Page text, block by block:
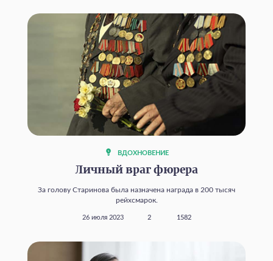
ВДОХНОВЕНИЕ
Личный враг фюрера
За голову Старинова была назначена награда в 200 тысяч
рейхсмарок.
26 июля 2023 2 1582